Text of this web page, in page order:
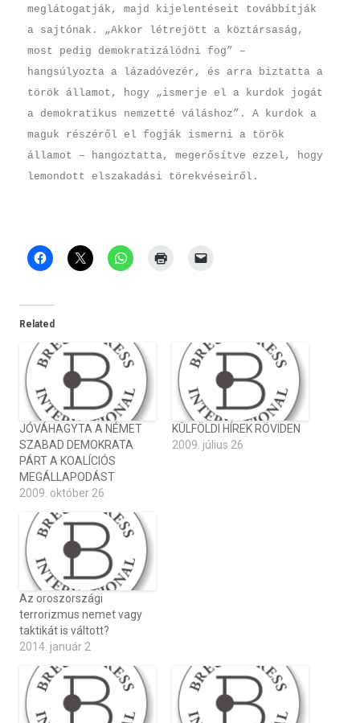
meglátogatják, majd kijelentéseit továbbítják
a sajtónak. „Akkor létrejött a köztársaság,
most pedig demokratizálódni fog” –
hangsúlyozta a lázadóvezér, és arra biztatta a
török államot, hogy „ismerje el a kurdok jogát
a demokratikus nemzetté váláshoz”. A kurdok a
maguk részéről el fogják ismerni a török
államot – hangoztatta, megerősítve ezzel, hogy
lemondott elszakadási törekvéseiről.
Related
JÓVÁHAGYTA A NÉMET
SZABAD DEMOKRATA
PÁRT A KOALÍCIÓS
MEGÁLLAPODÁST
2009. október 26
KÜLFÖLDI HÍREK RÖVIDEN
2009. július 26
Az oroszországi
terrorizmus nemet vagy
taktikát is váltott?
2014. január 2